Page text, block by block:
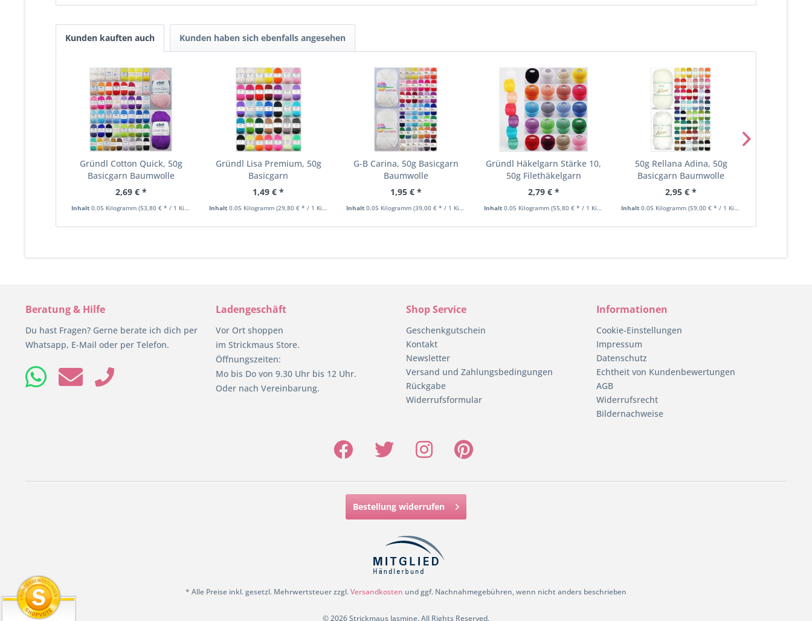
Kunden kauften auch Kunden haben sich ebenfalls angesehen
Gründl Cotton Quick, 50g
Basicgarn Baumwolle
2,69 € *
Inhalt 0.05 Kilogramm (53,80 € * / 1 Kilogramm)
Gründl Lisa Premium, 50g
Basicgarn
1,49 € *
Inhalt 0.05 Kilogramm (29,80 € * / 1 Kilogramm)
G-B Carina, 50g Basicgarn
Baumwolle
1,95 € *
Inhalt0.05 Kilogramm(39,00 € * / 1 Kilogramm)
Gründl Häkelgarn Stärke 10,
50g Filethäkelgarn
2,79 € *
Inhalt 0.05 Kilogramm (55,80 € * / 1 Kilogramm)
50g Rellana Adina, 50g
Basicgarn Baumwolle
2,95 € *
Inhalt0.05 Kilogramm(59,00 € * / 1 Kilogramm)
Beratung & Hilfe
Du hast Fragen? Gerne berate ich dich per
Whatsapp, E-Mail oder per Telefon.
Ladengeschäft
Vor Ort shoppen
im Strickmaus Store.
Öffnungszeiten:
Mo bis Do von 9.30 Uhr bis 12 Uhr.
Oder nach Vereinbarung.
Shop Service
Geschenkgutschein
Kontakt
Newsletter
Versand und Zahlungsbedingungen
Rückgabe
Widerrufsformular
Informationen
Cookie-Einstellungen
Impressum
Datenschutz
Echtheit von Kundenbewertungen
AGB
Widerrufsrecht
Bildernachweise
Bestellung widerrufen
* Alle Preise inkl. gesetzl. Mehrwertsteuer zzgl.Versandkosten und ggf. Nachnahmegebühren, wenn nicht anders beschrieben
© 2026 Strickmaus Jasmine. All Rights Reserved.